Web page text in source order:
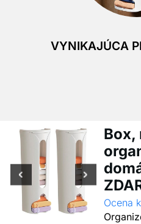
VYNIKAJÚCA
Ocena